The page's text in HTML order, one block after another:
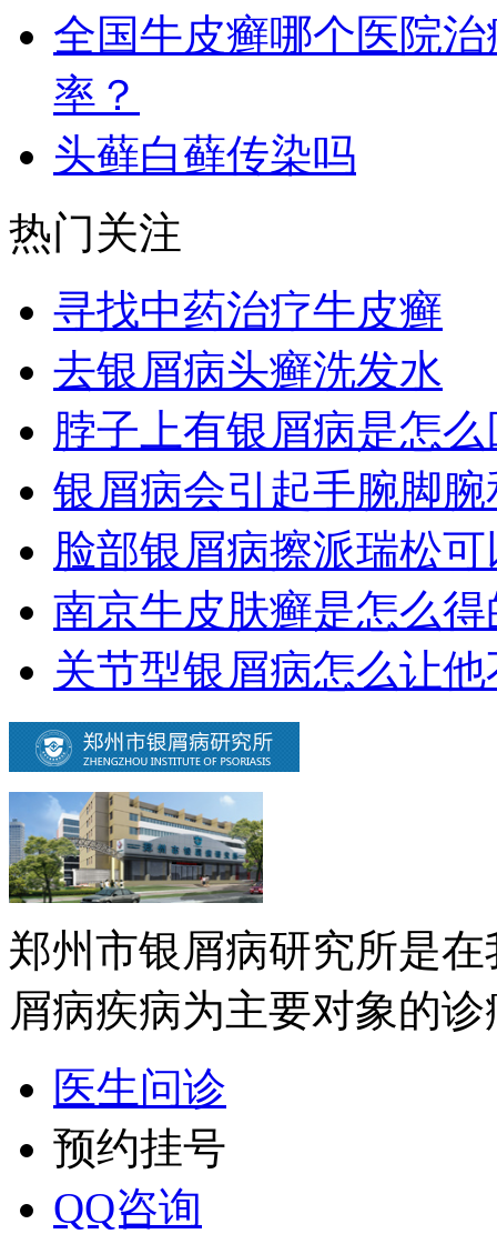
全国牛皮癣哪个医院
率？
头藓白藓传染吗
热门关注
寻找中药治疗牛皮癣
去银屑病头癣洗发水
脖子上有银屑病是怎
银屑病会引起手腕脚
脸部银屑病擦派瑞松
南京牛皮肤癣是怎么得
关节型银屑病怎么让
郑州市银屑病研究所是
屑病疾病为主要对象的
医生问诊
预约挂号
QQ咨询